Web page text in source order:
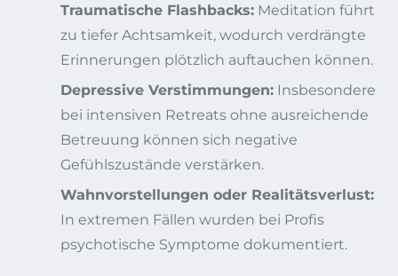
Traumatische Flashbacks: Meditation führt
zu tiefer Achtsamkeit, wodurch verdrängte
Erinnerungen plötzlich auftauchen können.
Depressive Verstimmungen: Insbesondere
bei intensiven Retreats ohne ausreichende
Betreuung können sich negative
Gefühlszustände verstärken.
Wahnvorstellungen oder Realitätsverlust:
In extremen Fällen wurden bei Profis
psychotische Symptome dokumentiert.